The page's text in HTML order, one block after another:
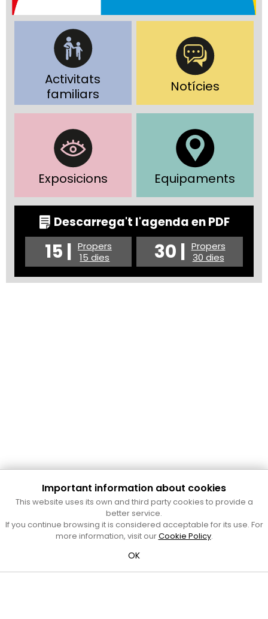
Activitats
familiars
Notícies
Exposicions Equipaments
Descarrega't l'agenda en PDF
15 | Propers
15 dies
30 | Propers
30 dies
Cultura Mataró
Ajuntament de Mataró
C. de Sant Josep, 9 (Mataró, 08302)
Horari d'obertura: dilluns, dimecres i divendres de 10 a 13 h.
al telèfon al 93 758 23 61
Bústia ciutadana
Important information about cookies
This website uses its own and third party cookies to provide a
better service.
If you continue browsing it is considered acceptable for its use. For
more information, visit ourCookie Policy.
OK